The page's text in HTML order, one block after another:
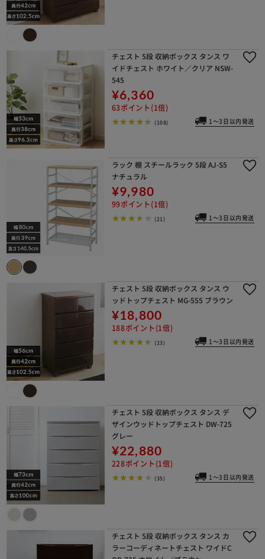
チェスト 5段 収納ボックス タンス ワ
イドチェスト ホワイト／クリア NSW-
545
¥6,360
63ポイント(1倍)
(108) 1～3日以内発送
ラック 棚 スチールラック 5段 AJ-S5
ナチュラル
¥9,980
99ポイント(1倍)
(21) 1～3日以内発送
チェスト 5段 収納ボックス タンス ウ
ッドトップチェスト MG-555 ブラウン
¥18,800
188ポイント(1倍)
(23) 1～3日以内発送
チェスト 5段 収納ボックス タンス デ
ザインウッドトップチェスト DW-725
グレー
¥22,880
228ポイント(1倍)
(35) 1～3日以内発送
チェスト 5段 収納ボックス タンス カ
ラーコーディネートチェスト ワイドC